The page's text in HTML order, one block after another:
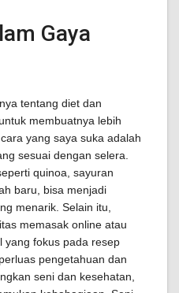
Gaya
tentang diet dan
membuatnya lebih
yang saya suka adalah
sesuai dengan selera.
quinoa, sayuran
baru, bisa menjadi
menarik. Selain itu,
memasak online atau
yang fokus pada resep
pengetahuan dan
seni dan kesehatan,